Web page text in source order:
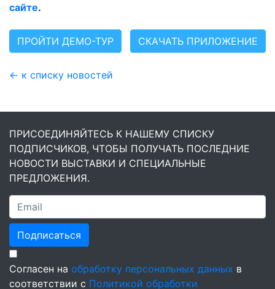
сайте.
ПРОЙТИ ДЕМО-ТУР СКАЧАТЬ ПРИЛОЖЕНИЕ
← к списку новостей
ПРИСОЕДИНЯЙТЕСЬ К НАШЕМУ СПИСКУ
ПОДПИСЧИКОВ, ЧТОБЫ ПОЛУЧАТЬ ПОСЛЕДНИЕ
НОВОСТИ ВЫСТАВКИ И СПЕЦИАЛЬНЫЕ
ПРЕДЛОЖЕНИЯ.
Подписаться
Согласен на обработку персональных данных в
соответствии с Политикой обработки